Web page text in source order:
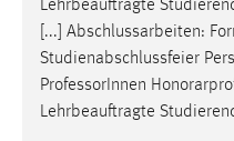
Lehrbeauftragte
[...] Abschlussarbeiten:
Studienabschlussfeier
Professor Innen
Lehrbeauftragte